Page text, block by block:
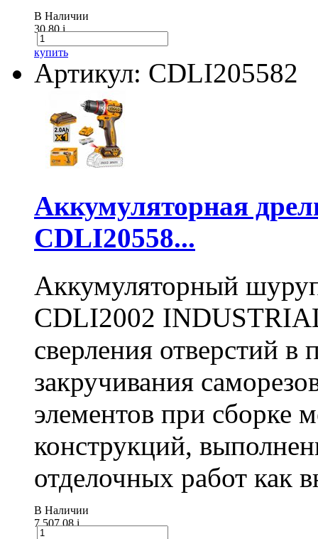
В Наличии
30.80i
купить
Артикул: CDLI205582
Аккумуляторная
CDLI20558...
Аккумуляторный
CDLI2002
сверления отверстий в
закручивания
элементов при сборке
конструкций,
отделочных работ как
В Наличии
7 507.08i